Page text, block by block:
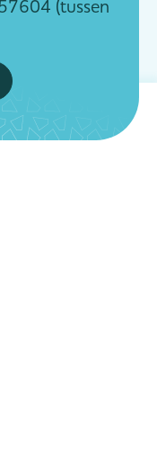
(tussen